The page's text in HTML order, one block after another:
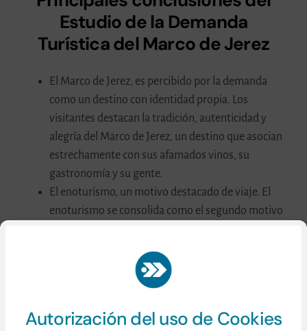
Autorización del uso de Cookies
Estudio de la Demanda
Turística del Marco de Jerez
El Marco de Jerez, es percibido por la demanda
como un destino con identidad propia. Los
visitantes destacan la tradición, autenticidad y
alegría del Marco de Jerez, un destino que asocian
estrechamente con sus afamados vinos, su
gastronomía y su gente.
El enoturismo, un motivo destacado de viaje. El
enoturismo se consolida como el segundo motivo
disfrutar de experiencias enoturísticas durante su
enoturístico. Con un 94% de visitantes dispuestos